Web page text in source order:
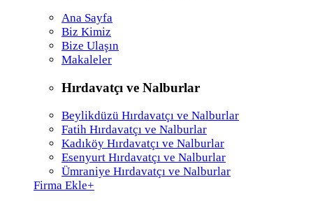
Ana Sayfa
Biz Kimiz
Bize Ulaşın
Makaleler
Hırdavatçı ve Nalburlar
Beylikdüzü Hırdavatçı ve Nalburlar
Fatih Hırdavatçı ve Nalburlar
Kadıköy Hırdavatçı ve Nalburlar
Esenyurt Hırdavatçı ve Nalburlar
Ümraniye Hırdavatçı ve Nalburlar
Firma Ekle+